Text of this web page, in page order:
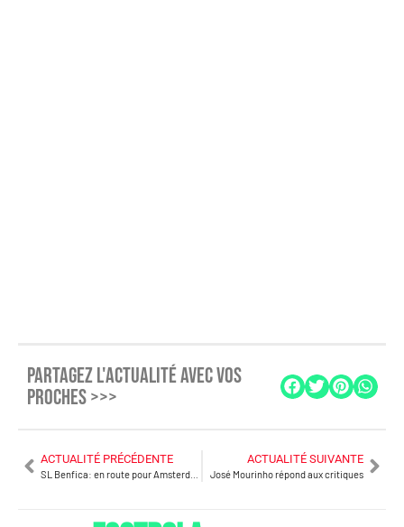
PARTAGEZ L'ACTUALITÉ AVEC VOS
PROCHES >>>
ACTUALITÉ PRÉCÉDENTE ACTUALITÉ SUIVANTE
José Mourinho répond aux critiques